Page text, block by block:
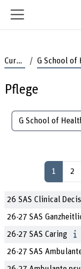
Cursos
Pflege
1 Página 1
2
26 SAS Clinical
26-27 SAS
26-27 SAS Caring
26-27 SAS